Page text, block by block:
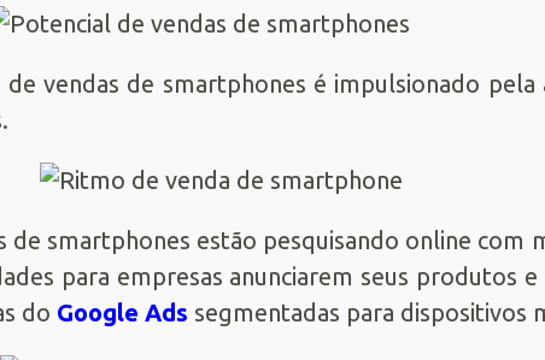
vendas de smartphones é impulsionado pela
de smartphones estão pesquisando online com
para empresas anunciarem seus produtos
do Google Ads segmentadas para dispositivos